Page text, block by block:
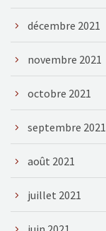
décembre 2021
novembre 2021
octobre 2021
septembre 2021
août 2021
juillet 2021